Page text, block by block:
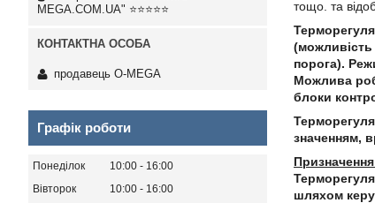
тощо. та
(можливість
порога).
Можлива
блоки
значенням,
шляхом
MEGA.COM.UA" ⭐⭐⭐⭐⭐
продавець O-MEGA
Графік роботи
Понеділок 10:00
16:00
Вівторок
10:00
16:00